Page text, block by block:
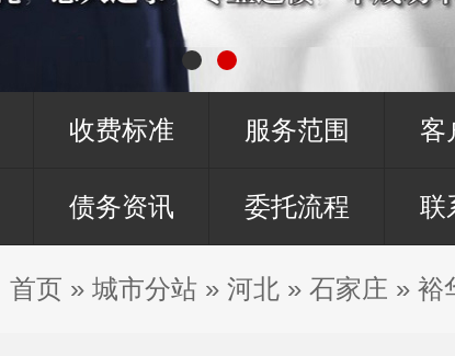
收费标准 服务范围 客
债务资讯 委托流程 联
首页 » 城市分站» 河北» 石家庄 » 裕